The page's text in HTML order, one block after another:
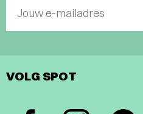
Jouw e-mailadres
VOLG SPOT